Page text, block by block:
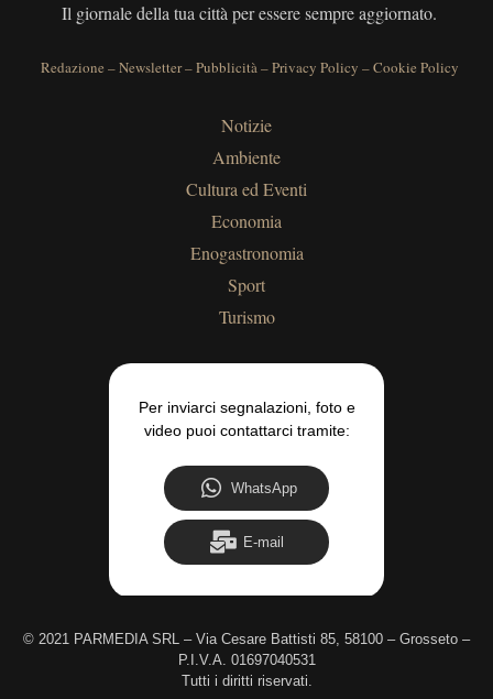
Il giornale della tua città per essere sempre aggiornato.
Redazione –Newsletter–Pubblicità–Privacy Policy –Cookie Policy
Notizie
Ambiente
Cultura ed Eventi
Economia
Enogastronomia
Sport
Turismo
Per inviarci segnalazioni, foto e
video puoi contattarci tramite:
WhatsApp
E-mail
© 2021 PARMEDIA SRL – Via Cesare Battisti 85, 58100 – Grosseto –
P.I.V.A. 01697040531
Tutti i diritti riservati.